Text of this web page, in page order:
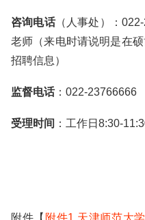
咨询电话（人事处）：
老师（来电时请说明是在
招聘信息）
监督电话：022-23766666
受理时间 ：工作日8:30-
附件【 附件1.天津师范大